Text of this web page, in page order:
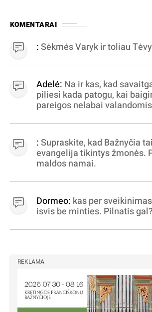
KOMENTARAI
:Sėkmės Varyk ir toliau
Adelė: Na ir kas, kad
piliesi kada patogu, kai
pareigos nelabai valandomis
virpinimas, ieškokit kur
dujininkai, elektros aferistai,
statytojai Vilnuje
:Supraskite, kad Bažnyčia
evangelija tikintys žmonės.
maldos namai.
Dormeo: kas per
isvis be minties. Pilnatis gal?
REKLAMA